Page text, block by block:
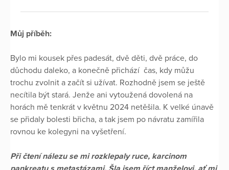
Můj příběh:
Bylo mi kousek přes padesát, dvě děti, dvě práce, do
důchodu daleko, a konečně přichází čas, kdy můžu
trochu zvolnit a začít si užívat. Rozhodně jsem se ještě
necítila být stará. Jenže ani vytoužená dovolená na
horách mě tenkrát v květnu 2024 netěšila. K velké únavě
se přidaly bolesti břicha, a tak jsem po návratu zamířila
rovnou ke kolegyni na vyšetření.
Při čtení nálezu se mi rozklepaly ruce, karcinom